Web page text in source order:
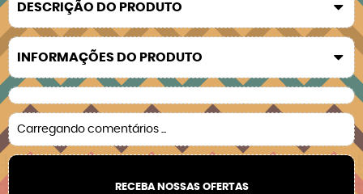
DESCRIÇÃO DO PRODUTO
INFORMAÇÕES DO PRODUTO
Carregando comentários ...
RECEBA NOSSAS OFERTAS